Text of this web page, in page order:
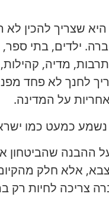
שצריך להכין
ילדים, בתי ספר,
תרבות, מדיה,
לחנך לא פחד
על המדינה.
נשמע כמעט כמו
ההבנה שהביטחון
אלא חלק
צריכה לחיות רק